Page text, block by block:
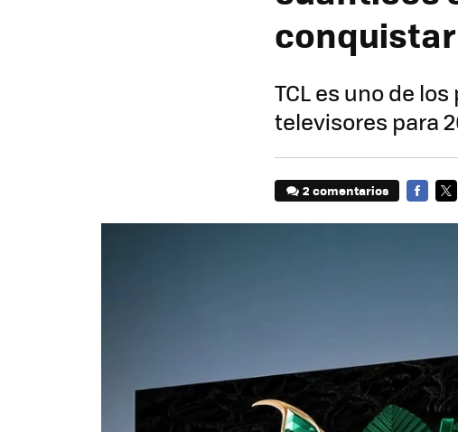
TCL es uno de
televisores para
2 comentarios